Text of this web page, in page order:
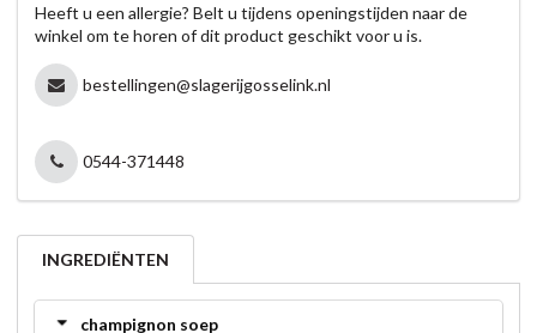
Heeft u een allergie? Belt u tijdens openingstijden naar de
winkel om te horen of dit product geschikt voor u is.
bestellingen@slagerijgosselink.nl
0544-371448
INGREDIËNTEN
champignon soep